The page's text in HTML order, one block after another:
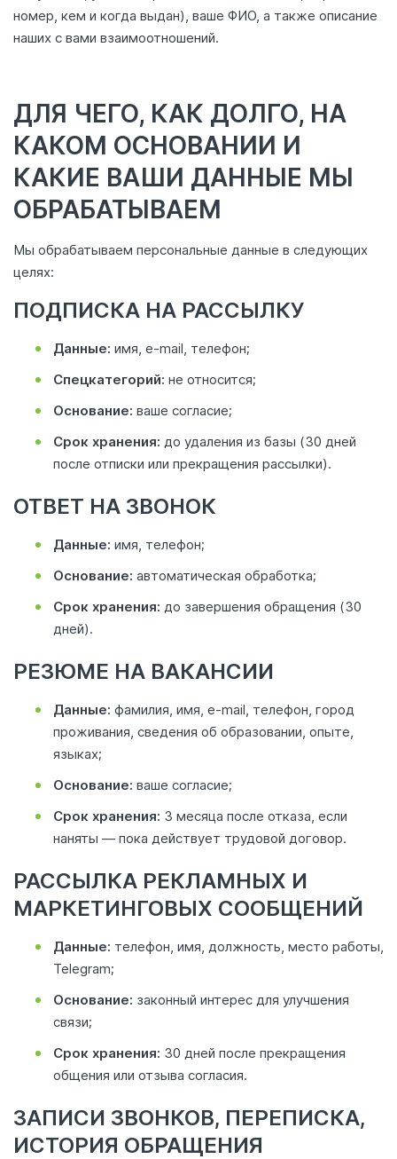
номер, кем и когда выдан), ваше ФИО, а также описание
наших с вами взаимоотношений.
ДЛЯ ЧЕГО, КАК ДОЛГО, НА
КАКОМ ОСНОВАНИИ И
КАКИЕ ВАШИ ДАННЫЕ МЫ
ОБРАБАТЫВАЕМ
Мы обрабатываем персональные данные в следующих
целях:
ПОДПИСКА НА РАССЫЛКУ
Данные: имя, e‑mail, телефон;
Спецкатегорий: не относится;
Основание: ваше согласие;
Срок хранения: до удаления из базы (30 дней
после отписки или прекращения рассылки).
ОТВЕТ НА ЗВОНОК
Данные: имя, телефон;
Основание: автоматическая обработка;
Срок хранения: до завершения обращения (30
дней).
РЕЗЮМЕ НА ВАКАНСИИ
Данные: фамилия, имя, e‑mail, телефон, город
проживания, сведения об образовании, опыте,
языках;
Основание: ваше согласие;
Срок хранения: 3 месяца после отказа, если
наняты — пока действует трудовой договор.
РАССЫЛКА РЕКЛАМНЫХ И
МАРКЕТИНГОВЫХ СООБЩЕНИЙ
Данные: телефон, имя, должность, место работы,
Telegram;
Основание: законный интерес для улучшения
связи;
Срок хранения: 30 дней после прекращения
общения или отзыва согласия.
ЗАПИСИ ЗВОНКОВ, ПЕРЕПИСКА,
ИСТОРИЯ ОБРАЩЕНИЯ